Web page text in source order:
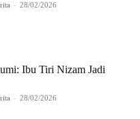
- 28/02/2026
Ibu Tiri Nizam Jadi
- 28/02/2026